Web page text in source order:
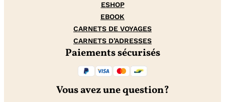
ESHOP
EBOOK
CARNETS DE VOYAGES
CARNETS D’ADRESSES
Paiements sécurisés
Vous avez une question?